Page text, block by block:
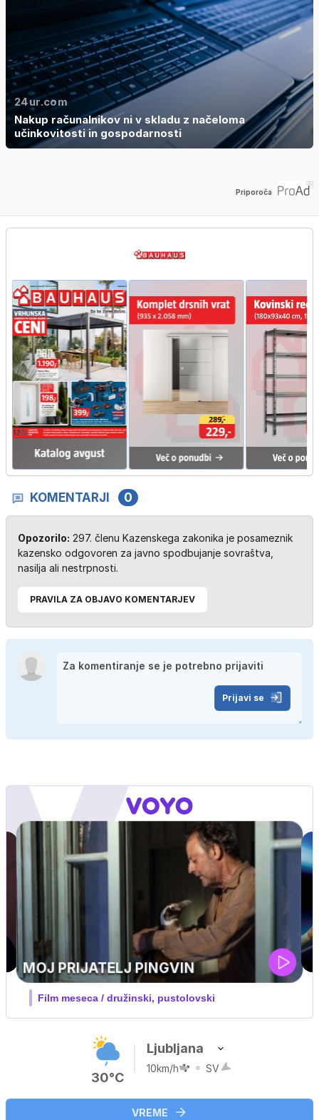
24ur.com
Nakup računalnikov ni v skladu z načeloma
učinkovitosti in gospodarnosti
Priporoča
KOMENTARJI 0
Opozorilo: 297. členu Kazenskega zakonika je posameznik
kazensko odgovoren za javno spodbujanje sovraštva,
nasilja ali nestrpnosti.
PRAVILA ZA OBJAVO KOMENTARJEV
Prijavi se
UEFA SUPERPOKAL
V živo na VOYO: sreda ob 20.30
30°C
Ljubljana
10km/h SV
VREME